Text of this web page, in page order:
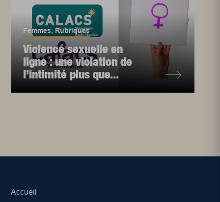
Femmes, Rubriques
Violence sexuelle en
ligne : une violation de
l’intimité plus que...
Accueil